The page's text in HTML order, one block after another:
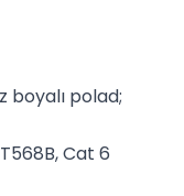
polad;
Cat 6